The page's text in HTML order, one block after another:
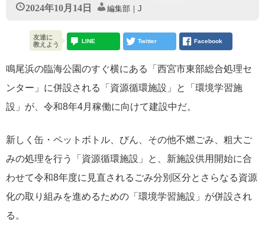
2024年10月14日 編集部｜J
鳴尾浜の臨海公園のすぐ横にある「西宮市東部総合処理セ
ンター」に併設される「資源循環施設」と「環境学習施
設」が、令和8年4月稼働に向けて建設中だ。
新しく缶・ペットボトル、びん、その他不燃ごみ、粗大ご
みの処理を行う「資源循環施設」と、新施設供用開始に合
わせて令和8年度に見直されるごみ分別区分とさらなる資源
化の取り組みを進めるための「環境学習施設」が併設され
る。
友達に
教えよう
LINE Twitter Facebook